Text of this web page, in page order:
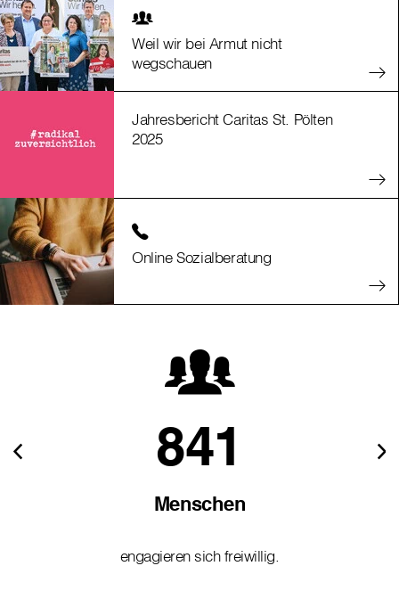
Weil wir bei Armut nicht
wegschauen
Jahresbericht Caritas St. Pölten
2025
Online Sozialberatung
841
Menschen
engagieren sich freiwillig.